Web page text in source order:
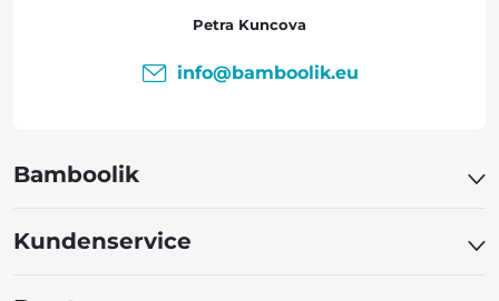
eBamboolik
Kundenservice
Petra Kuncova
info@bamboolik.eu